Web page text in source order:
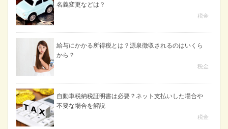
名義変更などは？
税金
給与にかかる所得税とは？源泉徴収されるのはいくら
から？
税金
自動車税納税証明書は必要？ネット支払いした場合や
不要な場合を解説
税金